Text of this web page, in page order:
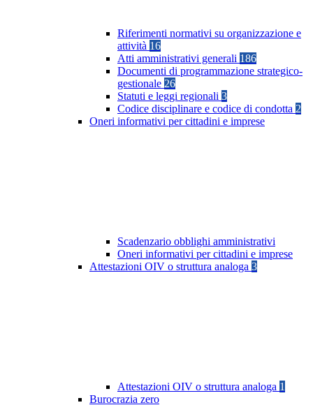
Riferimenti normativi su organizzazione e
attività 16
Atti amministrativi generali 186
Documenti di programmazione strategico-
gestionale 26
Statuti e leggi regionali 3
Codice disciplinare e codice di condotta 2
Oneri informativi per cittadini e imprese
Scadenzario obblighi amministrativi
Oneri informativi per cittadini e imprese
Attestazioni OIV o struttura analoga 3
Attestazioni OIV o struttura analoga 1
Burocrazia zero